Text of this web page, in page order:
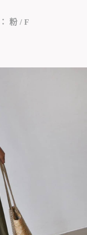
粉 / F